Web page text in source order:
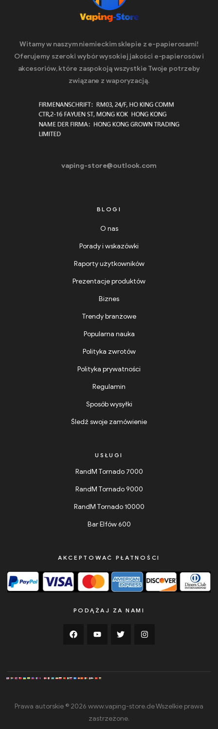
Witamy w naszym niemieckim sklepie z e-papierosami!
Oferujemy szeroki wybór wysokiej jakości e-papierosów i
akcesoriów, które zaspokoją wszystkie Twoje potrzeby
związane z waporyzacją.
vaping-store@outlook.com
BLOGI
O nas
Porady i wskazówki
Raporty użytkowników
Prezentacje produktów
Biznes
Trendy branżowe
Popularna nauka
Polityka zwrotów
Polityka prywatności
Regulamin
Sposób wysyłki
Śledź swoje zamówienie
USŁUGI
RandM Tornado 7000
RandM Tornado 9000
RandM Tornado 10000
Bar Elfów 600
AKCEPTOWAĆ PŁATNOŚCI
PODĄŻAJ ZA NAMI
Prawa autorskie © 2026 www.vaping-store.de Wszelkie prawa
zastrzeżone.